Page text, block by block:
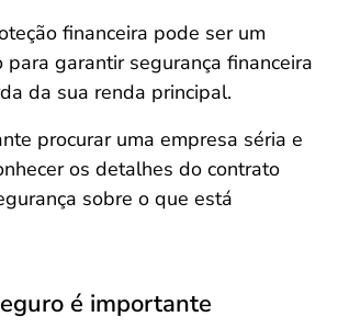
financeira pode ser um
para garantir segurança financeira
da sua renda principal.
procurar uma empresa séria e
os detalhes do contrato
sobre o que está
é importante